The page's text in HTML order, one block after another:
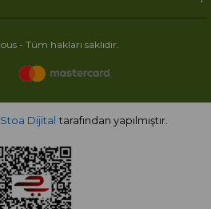
- Tüm hakları saklıdır.
Stoa Dijital tarafından yapılmıştır.